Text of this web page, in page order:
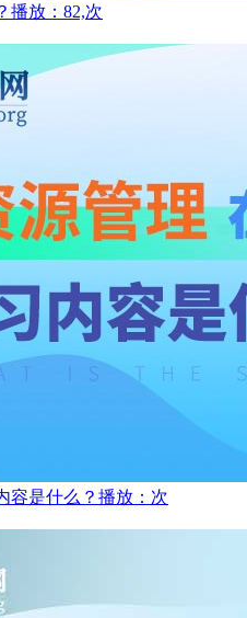
播放：82,次
容是什么？ 播放：次